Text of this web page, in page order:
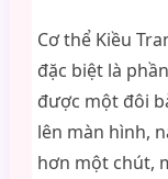
Cơ thể Kiều
đặc biệt là
được một đôi
lên màn hình,
hơn một chút,